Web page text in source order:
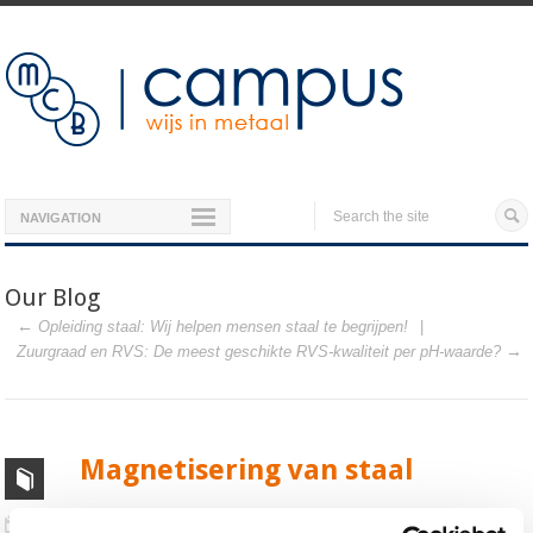
NAVIGATION
Our Blog
Opleiding staal: Wij helpen mensen staal te begrijpen!
Zuurgraad en RVS: De meest geschikte RVS-kwaliteit per pH-waarde?
Magnetisering van staal